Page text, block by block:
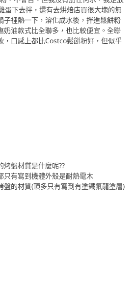
蛋下去拌，還有去烘焙店買很大塊的無
子裡熱一下，溶化成水後，拌進鬆餅粉
奶油款式比全聯多，也比較便宜。全聯
，口感上都比Costco鬆餅粉好，但似乎
烤盤材質是什麼呢??
只有寫到機體外殼是耐熱電木
盤的材質(頂多只有寫到有塗鐵氟龍塗層)